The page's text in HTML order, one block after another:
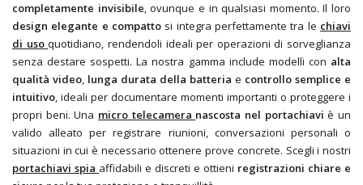
completamente invisibile, ovunque e in qualsiasi momento. Il loro
design elegante e compatto si integra perfettamente tra le chiavi
di usoquotidiano, rendendoli ideali per operazioni di sorveglianza
senza destare sospetti. La nostra gamma include modelli con alta
qualità video, lunga durata della batteria e controllo semplice e
intuitivo, ideali per documentare momenti importanti o proteggere i
propri beni. Una micro telecamera nascosta nel portachiavi è un
valido alleato per registrare riunioni, conversazioni personali o
situazioni in cui è necessario ottenere prove concrete. Scegli i nostri
portachiavi spia affidabili e discreti e ottieni registrazioni chiare e